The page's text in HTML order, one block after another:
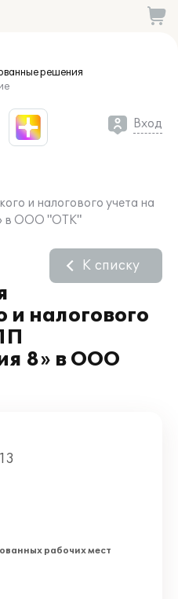
решения
Вход
и налогового учета на
в ООО "ОТК"
и налогового
8» в ООО
К списку
рабочих мест